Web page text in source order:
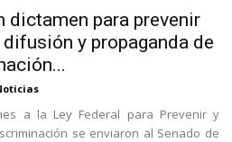
dictamen para prevenir
y propaganda de
a la Ley Federal para Prevenir y
se enviaron al Senado de